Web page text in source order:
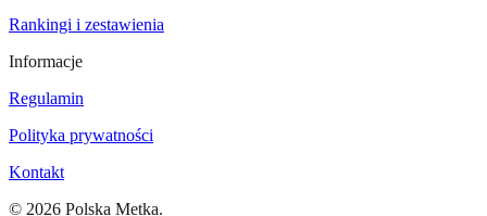
Rankingi i zestawienia
Informacje
Regulamin
Polityka prywatności
Kontakt
© 2026 Polska Metka.